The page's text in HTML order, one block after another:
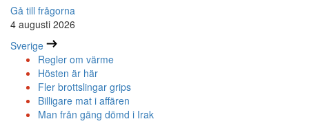
Gå till frågorna
4 augusti 2026
Sverige
Regler om värme
Hösten är här
Fler brottslingar grips
Billigare mat i affären
Man från gäng dömd i Irak